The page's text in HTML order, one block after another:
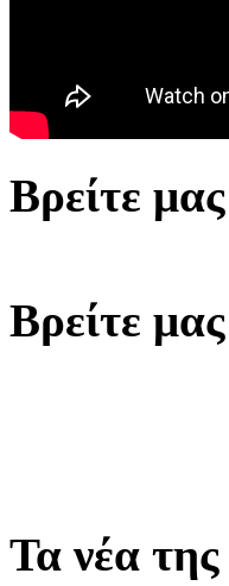
Βρείτε
Βρείτε
Τα νέα